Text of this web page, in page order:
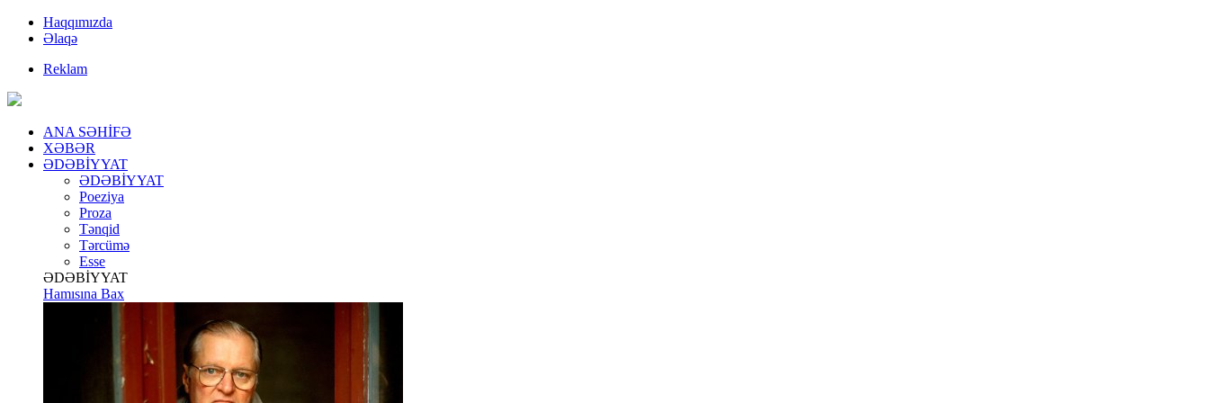
Haqqımızda
Əlaqə
Reklam
ANA SƏHİFƏ
XƏBƏR
ƏDƏBİYYAT
ƏDƏBİYYAT
Poeziya
Proza
Tənqid
Tərcümə
Esse
ƏDƏBİYYAT
Hamısına Bax